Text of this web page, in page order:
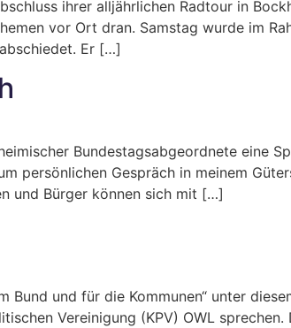
ihrer alljährlichen Radtour in
vor Ort dran. Samstag wurde im
Er […]
Bundestagsabgeordnete eine
persönlichen Gespräch in meinem
und Bürger können sich mit […]
Bund und für die Kommunen“ unter
Vereinigung (KPV) OWL